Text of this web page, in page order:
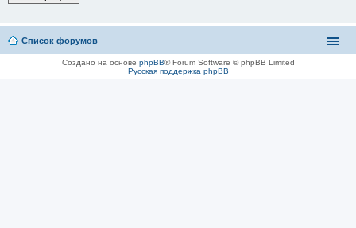
Список форумов
Создано на основе phpBB® Forum Software © phpBB Limited
Русская поддержка phpBB